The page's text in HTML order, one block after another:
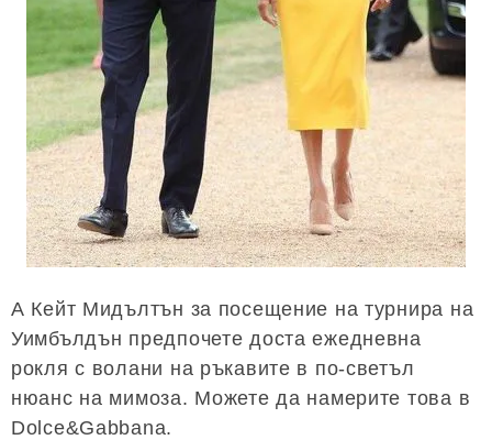
А Кейт Мидълтън за посещение на турнира на
Уимбълдън предпочете доста ежедневна
рокля с волани на ръкавите в по-светъл
нюанс на мимоза. Можете да намерите това в
Dolce&Gabbana.